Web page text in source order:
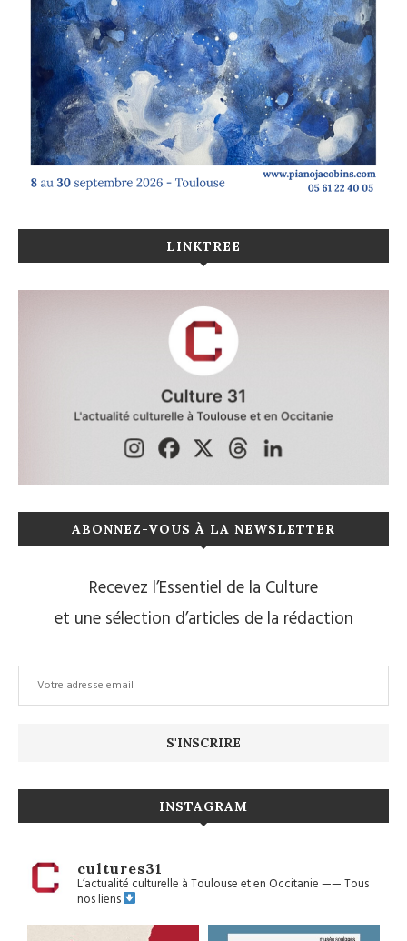
LINKTREE
ABONNEZ-VOUS À LA NEWSLETTER
Recevez l’Essentiel de la Culture
et une sélection d’articles de la rédaction
INSTAGRAM
cultures31
L’actualité culturelle à Toulouse et en Occitanie——Tous
nos liens